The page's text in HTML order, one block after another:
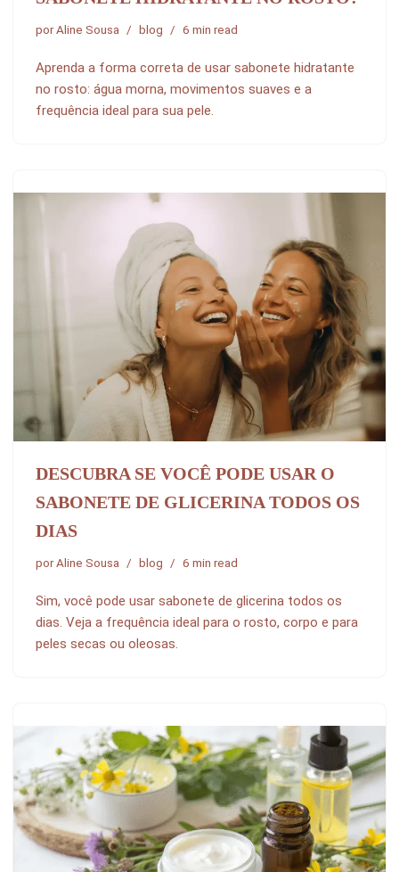
porAline Sousa blog 6 min read
Aprenda a forma correta de usar sabonete hidratante
no rosto: água morna, movimentos suaves e a
frequência ideal para sua pele.
DESCUBRA SE VOCÊ PODE USAR O
SABONETE DE GLICERINA TODOS OS
DIAS
porAline Sousa blog 6 min read
Sim, você pode usar sabonete de glicerina todos os
dias. Veja a frequência ideal para o rosto, corpo e para
peles secas ou oleosas.